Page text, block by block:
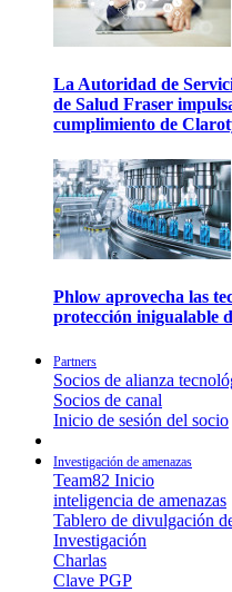
La Autoridad de
de Salud Fraser
cumplimiento de
Phlow aprovecha las
protección inigualable
Partners
Socios de alianza
Socios de canal
Inicio de sesión del socio
Investigación de amenazas
Team82 Inicio
inteligencia de amenazas
Tablero de divulgación
Investigación
Charlas
Clave PGP